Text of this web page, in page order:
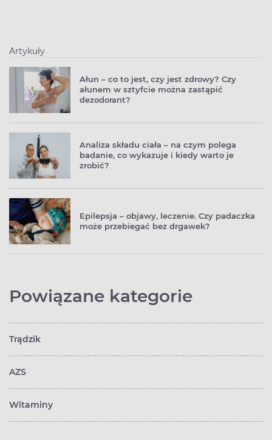
Artykuły
Ałun – co to jest, czy jest zdrowy? Czy
ałunem w sztyfcie można zastąpić
dezodorant?
Analiza składu ciała – na czym polega
badanie, co wykazuje i kiedy warto je
zrobić?
Epilepsja – objawy, leczenie. Czy padaczka
może przebiegać bez drgawek?
Powiązane kategorie
Trądzik
AZS
Witaminy